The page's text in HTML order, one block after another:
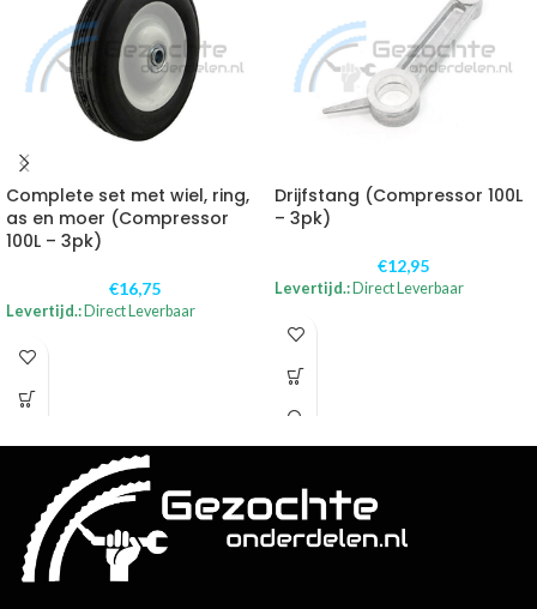
Complete set met wiel, ring,
as en moer (Compressor
100L – 3pk)
€16,75
Levertijd.: Direct Leverbaar
Drijfstang (Compressor 100L
– 3pk)
€12,95
Levertijd.: Direct Leverbaar